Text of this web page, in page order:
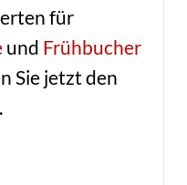
für
und Frühbucher
Sie jetzt den